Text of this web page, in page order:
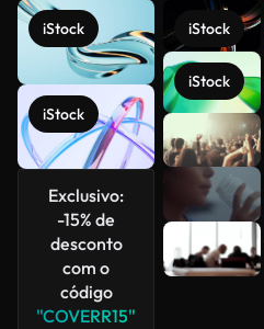
iStock
iStock
Exclusivo:
-15% de
desconto
com o
código
"COVERR15"
iStock
iStock